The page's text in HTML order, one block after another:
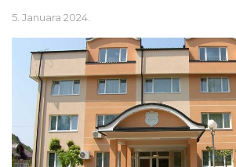
5. Januara 2024.